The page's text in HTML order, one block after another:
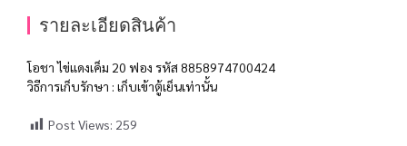
รายละเอียดสินค้า
โอชา ไข่แดงเค็ม 20 ฟอง รหัส 8858974700424
วิธีการเก็บรักษา : เก็บเข้าตู้เย็นเท่านั้น
Post Views: 259